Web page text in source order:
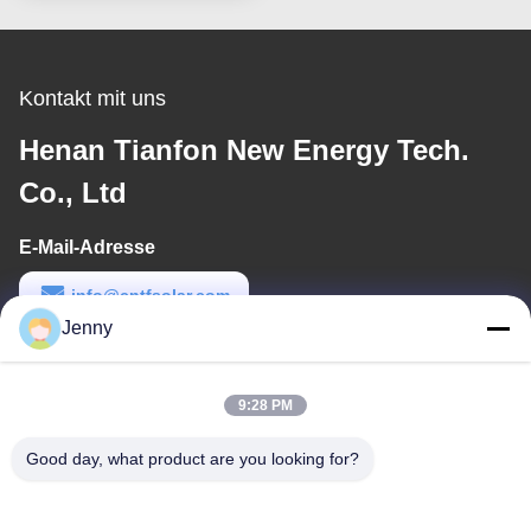
Kontakt mit uns
Henan Tianfon New Energy Tech.
Co., Ltd
E-Mail-Adresse
info@cntfsolar.com
Arbeitszeit
Jenny
9:28 PM
Good day, what product are you looking for?